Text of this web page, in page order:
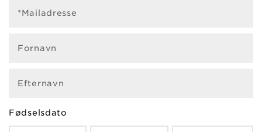
*Mailadresse
Fornavn
Efternavn
Fødselsdato